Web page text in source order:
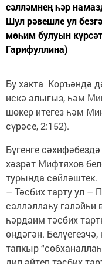
сәлләмнең һәр
Шул рәвешле ул
мөһим булуын
Гарифуллина)
Бу хакта Коръәндә
искә алыгыз, һәм
шөкер итегез һәм
сүрәсе, 2:152).
Бүгенге
хәзрәт Мифтяхов
турында сөйләштек.
– Тәсбих тарту ул –
салләллаһу галәйһи
һәрдаим тәсбих
өндәгән.
тапкыр